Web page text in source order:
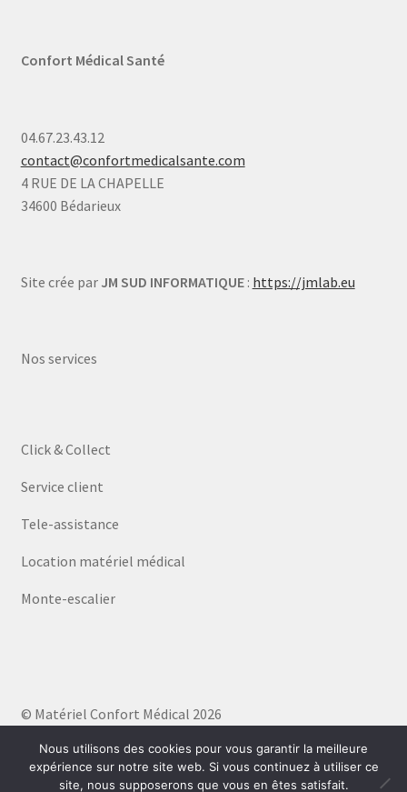
Confort Médical Santé
04.67.23.43.12
contact@confortmedicalsante.com
4 RUE DE LA CHAPELLE
34600 Bédarieux
Site crée par JM SUD INFORMATIQUE: https://jmlab.eu
Nos services
Click & Collect
Service client
Tele-assistance
Location matériel médical
Monte-escalier
© Matériel Confort Médical 2026
Nous utilisons des cookies pour vous garantir la meilleure
expérience sur notre site web. Si vous continuez à utiliser ce
site, nous supposerons que vous en êtes satisfait.